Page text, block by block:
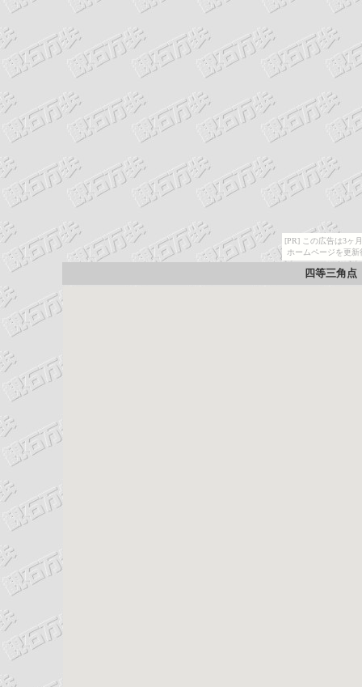
[PR] この広告は3ヶ
ホームページを更
四等三角